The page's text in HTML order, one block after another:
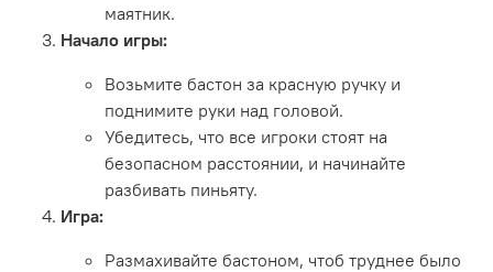
маятник.
Начало игры:
Возьмите бастон за красную ручку и
поднимите руки над головой.
Убедитесь, что все игроки стоят на
безопасном расстоянии, и начинайте
разбивать пиньяту.
Игра:
Размахивайте бастоном, чтоб труднее было